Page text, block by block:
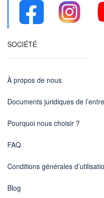
SOCIÉTÉ
À propos de nous
Documents juridiques de
Pourquoi nous choisir ?
FAQ
Conditions générales
Blog